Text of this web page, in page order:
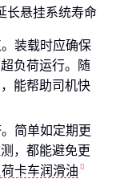
长悬挂系统寿命
装载时应确保
负荷运行。随
，能帮助司机快
简单如定期更
，都能避免更
卡车润滑油